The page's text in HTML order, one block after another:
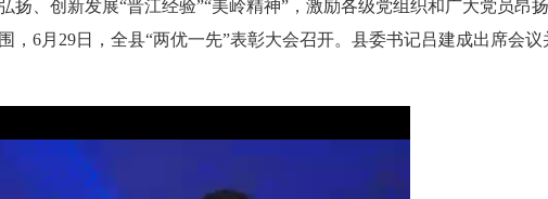
创新发展“晋江经验”“美岭精神”，激励各级党组织和广大党员昂
6月29日，全县“两优一先”表彰大会召开。县委书记吕建成出席会